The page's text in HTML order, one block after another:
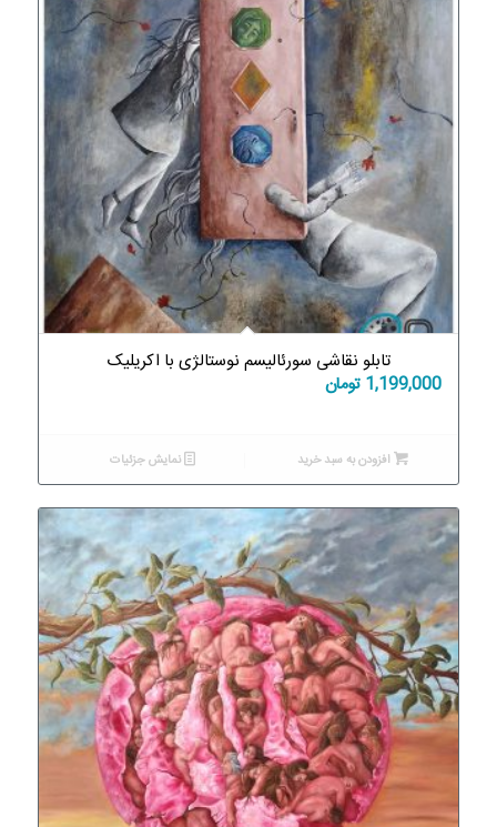
تابلو نقاشی سورئالیسم نوستالژی با اکریلیک
1,199,000 تومان
افزودن به سبد خرید نمایش جزئیات